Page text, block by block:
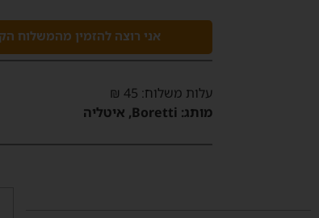
אני רוצה להזמין מהמשלוח
‫עלות משלוח‬: 45 ₪
מותג: Boretti, איטליה